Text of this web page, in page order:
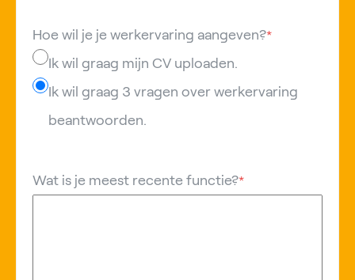
Hoe wil je je werkervaring aangeven?*
Ik wil graag mijn CV uploaden.
Ik wil graag 3 vragen over werkervaring
beantwoorden.
Wat is je meest recente functie?*